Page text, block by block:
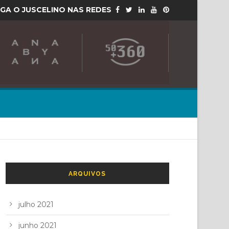
O JUSCELINO NAS REDES
ARQUIVOS
julho 2021
junho 2021